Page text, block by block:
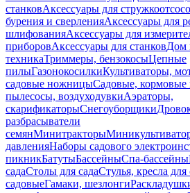
станковАксессуары для
бурения и сверленияАксессуары для
шлифованияАксессуары для
приборовАксессуары для станковДом
техникаТриммеры, бензокосыЦепные
пилыГазонокосилкиКультиваторы,
садовые ножницыСадовые, кормовые
пылесосы, воздуходувкиАэраторы,
скарификаторыСнегоуборщики
разбрасыватели
семянМинитракторы
давленияНаборы садового
пикникБатутыБассейныСпа-бассейны
садаСтолы для садаСтулья, кресла для
садовыеГамаки, шезлонги